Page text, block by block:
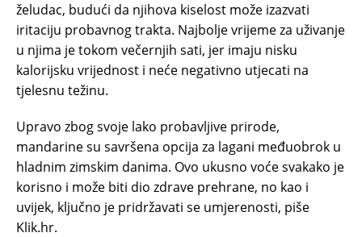
želudac, budući da njihova kiselost može izazvati
iritaciju probavnog trakta. Najbolje vrijeme za uživanje
u njima je tokom večernjih sati, jer imaju nisku
kalorijsku vrijednost i neće negativno utjecati na
tjelesnu težinu.
Upravo zbog svoje lako probavljive prirode,
mandarine su savršena opcija za lagani međuobrok u
hladnim zimskim danima. Ovo ukusno voće svakako je
korisno i može biti dio zdrave prehrane, no kao i
uvijek, ključno je pridržavati se umjerenosti, piše
Klik.hr.